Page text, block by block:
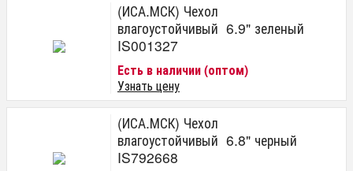
(ИСА.МСК) Чехол
влагоустойчивый 6.9" зеленый
IS001327
Есть в наличии (оптом)
Узнать цену
(ИСА.МСК) Чехол
влагоустойчивый 6.8" черный
IS792668